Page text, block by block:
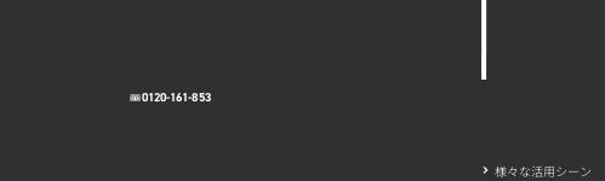
0120-161-853
様々な活用シーン